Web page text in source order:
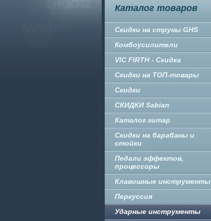
Каталог товаров
Скидки на струны GHS
Комбоусилители
VIC FIRTH - Скидка
Скидки на ТОП-товары
Скидки
СКИДКИ Sabian
Каталог гитар
Скидки на барабаны и
стойки
Педали эффектов,
процессоры
Клавишные инструменты
Перкуссия
Ударные инструменты